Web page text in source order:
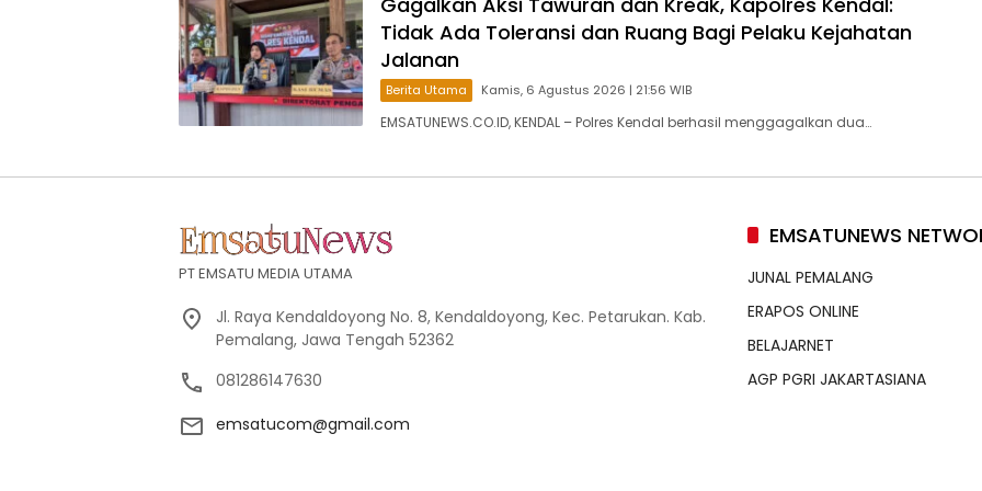
Tidak Ada Toleransi dan Ruang Bagi Pelaku Kejahatan
Jalanan
Berita Utama Kamis, 6 Agustus 2026 | 21:56 WIB
EMSATUNEWS.CO.ID, KENDAL – Polres Kendal berhasil menggagalkan dua…
PT EMSATU MEDIA UTAMA
Jl. Raya Kendaldoyong No. 8, Kendaldoyong, Kec. Petarukan. Kab.
Pemalang, Jawa Tengah 52362
081286147630
emsatucom@gmail.com
EMSATUNEWS
JUNAL PEMALANG
ERAPOS ONLINE
BELAJARNET
AGP PGRI JAKARTASIANA